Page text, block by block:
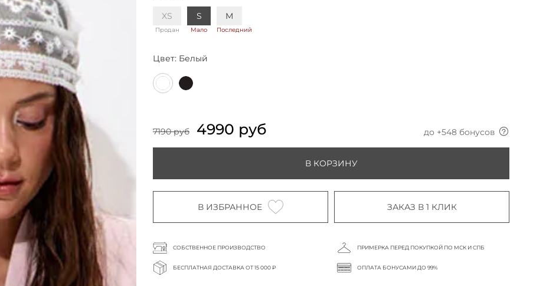
XS
Продан
S
Мало
M
Последний
Цвет: Белый
7190 руб 4990 руб до +548 бонусов
В КОРЗИНУ
В ИЗБРАННОЕ ЗАКАЗ В 1 КЛИК
СОБСТВЕННОЕ ПРОИЗВОДСТВО
БЕСПЛАТНАЯ ДОСТАВКА ОТ 15 000 ₽
ПРИМЕРКА ПЕРЕД ПОКУПКОЙ ПО МСК И СПБ
ОПЛАТА БОНУСАМИ ДО 99%